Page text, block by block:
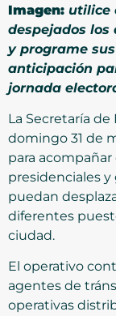
Imagen: utilice
despejados los
y programe
anticipación
jornada
La Secretaría
domingo 31 de
para
presidenciales
puedan
diferentes
ciudad.
El operativo
agentes de
operativas